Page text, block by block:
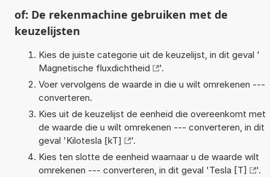
of: De rekenmachine gebruiken met de
keuzelijsten
Kies de juiste categorie uit de keuzelijst, in dit geval '
Magnetische fluxdichtheid
'.
Voer vervolgens de waarde in die u wilt omrekenen ---
converteren.
Kies uit de keuzelijst de eenheid die overeenkomt met
de waarde die u wilt omrekenen --- converteren, in dit
geval 'Kilotesla [kT]
'.
Kies ten slotte de eenheid waarnaar u de waarde wilt
omrekenen --- converteren, in dit geval 'Tesla [T] '.